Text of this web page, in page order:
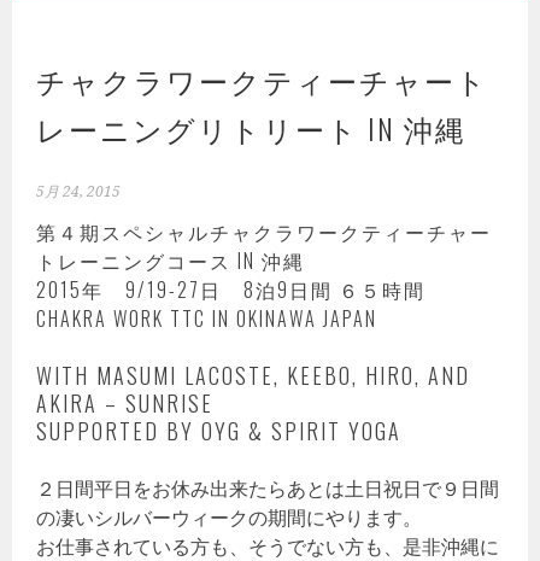
チャクラワークティーチャート
レーニングリトリート IN 沖縄
5月 24, 2015
第４期スペシャルチャクラワークティーチャー
トレーニングコース IN 沖縄
2015年 9/19-27日 8泊9日間 ６５時間
CHAKRA WORK TTC IN OKINAWA JAPAN
WITH MASUMI LACOSTE, KEEBO, HIRO, AND
AKIRA – SUNRISE
SUPPORTED BY OYG & SPIRIT YOGA
２日間平日をお休み出来たらあとは土日祝日で９日間
の凄いシルバーウィークの期間にやります。
お仕事されている方も、そうでない方も、是非沖縄に